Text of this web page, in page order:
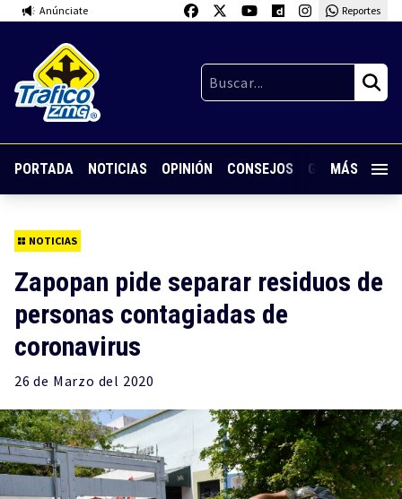
Anúnciate Reportes
PORTADA NOTICIAS OPINIÓN CONSEJOS GUARDIA
MÁS
NOTICIAS
Zapopan pide separar residuos de
personas contagiadas de
coronavirus
26 de Marzo del 2020